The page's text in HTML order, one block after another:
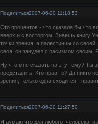
Поделиться2007-06-20 11:18:53
Сто процентов - что сказала бы что
вверх и с восторгом. Знаешь книгу
точки зрения, а палестинцы со
своя, он занудел с расизмом своим.
Ну что мне сказать на эту тему? Ты
представить. Кто прав то? Да никто
зрения, только одна сходится -
Поделиться2007-06-20 11:27:50
Я думаю что для любого человека,